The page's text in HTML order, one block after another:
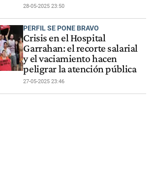
28-05-2025 23:50
PERFIL SE PONE BRAVO
Crisis en el Hospital
Garrahan: el recorte salarial
y el vaciamiento hacen
peligrar la atención pública
27-05-2025 23:46